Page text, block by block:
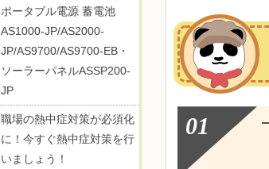
ポータブル電源 蓄電池
AS1000-JP/AS2000-
JP/AS9700/AS9700-EB・
ソーラーパネルASSP200-
JP
職場の熱中症対策が必須化
に！今すぐ熱中症対策を行
いましょう！